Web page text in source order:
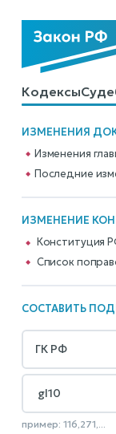
Кодексы
Калькуляторы
ИЗМЕНЕНИЯ
Изменения
Последние
ИЗМЕНЕНИЕ
Конституция
Cписок
СОСТАВИТЬ
пример: 116,271,...